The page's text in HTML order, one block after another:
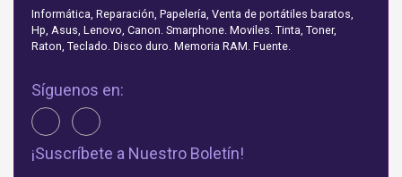
Informática, Reparación, Papelería, Venta de portátiles baratos,
Hp, Asus, Lenovo, Canon. Smarphone. Moviles. Tinta, Toner,
Raton, Teclado. Disco duro. Memoria RAM. Fuente.
Síguenos en:
¡Suscríbete a Nuestro Boletín!